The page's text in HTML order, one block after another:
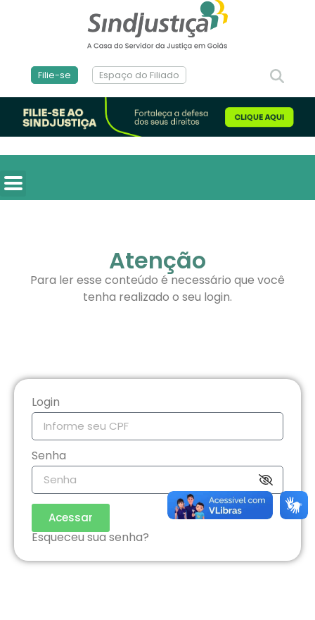
Filie-se Espaço do Filiado
Atenção
Para ler esse conteúdo é necessário que você
tenha realizado o seu login.
Login
Senha
Acessar
Esqueceu sua senha?